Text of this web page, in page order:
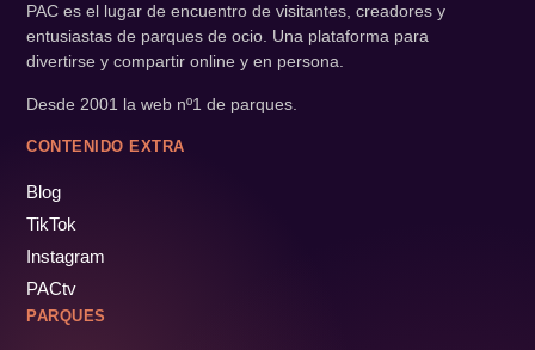
PAC es el lugar de encuentro de visitantes, creadores y
entusiastas de parques de ocio. Una plataforma para
divertirse y compartir online y en persona.
Desde 2001 la web nº1 de parques.
CONTENIDO EXTRA
Blog
TikTok
Instagram
PACtv
PARQUES